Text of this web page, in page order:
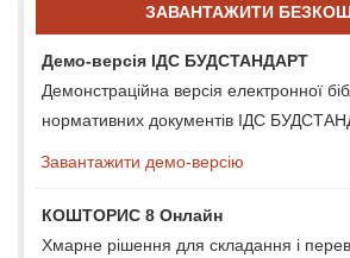
ЗАВАНТАЖИТИ
Демо-версія ІДС БУДСТАНДАРТ
Демонстраційна версія електронної
нормативних документів ІДС
Завантажити демо-версію
КОШТОРИС 8 Онлайн
Хмарне рішення для складання і